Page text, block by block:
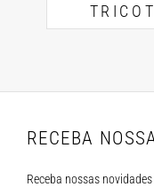
TRICOT
RECEBA
Receba nossas